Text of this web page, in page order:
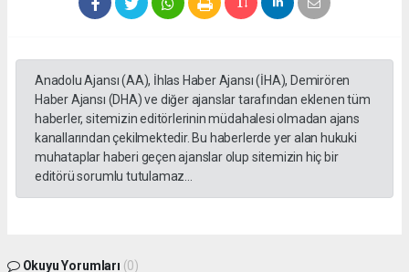
Anadolu Ajansı (AA), İhlas Haber Ajansı (İHA), Demirören
Haber Ajansı (DHA) ve diğer ajanslar tarafından eklenen tüm
haberler, sitemizin editörlerinin müdahalesi olmadan ajans
kanallarından çekilmektedir. Bu haberlerde yer alan hukuki
muhataplar haberi geçen ajanslar olup sitemizin hiç bir
editörü sorumlu tutulamaz...
Okuyu Yorumları (0)